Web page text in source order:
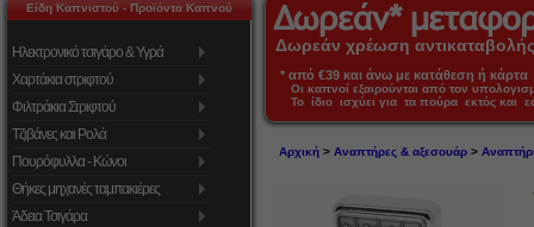
Είδη Καπνιστού - Προϊόντα Καπνού
Ηλεκτρονικό τσιγάρο & Υγρά
Χαρτάκια στριφτού
Φιλτράκια Στριφτού
Τζιβάνες και Ρολά
Πουρόφυλλα - Κώνοι
Θήκες μηχανές ταμπακιέρες
Άδεια Τσιγάρα
Δωρεάν χρέωση
* από €39 και άνω με κατάθεση ή
Οι καπνοί εξαιρούνται από τον
Το ίδιο ισχύει για τα πούρα εκτός και
Αρχική> Αναπτήρες & αξεσουάρ>